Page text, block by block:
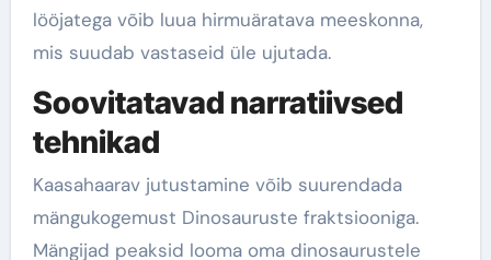
lööjatega võib luua hirmuäratava meeskonna,
mis suudab vastaseid üle ujutada.
Soovitatavad narratiivsed
tehnikad
Kaasahaarav jutustamine võib suurendada
mängukogemust Dinosauruste fraktsiooniga.
Mängijad peaksid looma oma dinosaurustele